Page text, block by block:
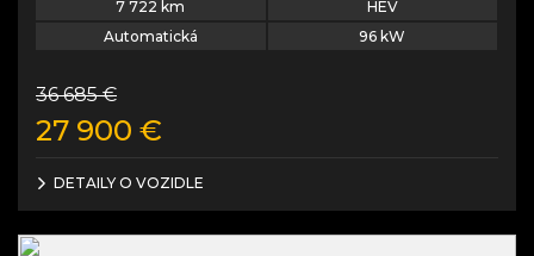
7 722 km
HEV
Automatická
96 kW
36 685€
27 900 €
DETAILY O VOZIDLE